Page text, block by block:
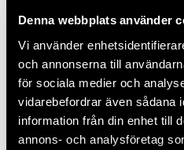
Denna webbplats använder
Vi använder
och annonserna till
för sociala medier och
vidarebefordrar även sådana
information från din enhet till
annons- och analysföretag
exceptionell möjlighet att i
Rainbow Snakeär en
Kronotopia
I Västlänken får
möjligheten att påverka